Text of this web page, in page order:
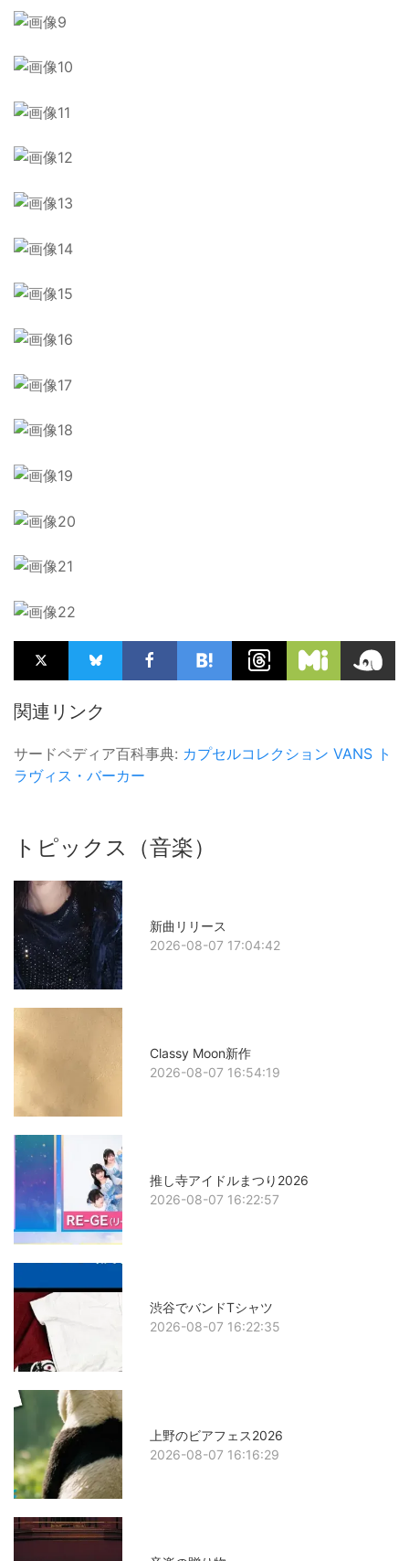
関連リンク
サードペディア百科事典: カプセルコレクション VANS ト
ラヴィス・バーカー
トピックス（音楽）
新曲リリース
2026-08-07 17:04:42
Classy Moon新作
2026-08-07 16:54:19
推し寺アイドルまつり2026
2026-08-07 16:22:57
渋谷でバンドTシャツ
2026-08-07 16:22:35
上野のビアフェス2026
2026-08-07 16:16:29